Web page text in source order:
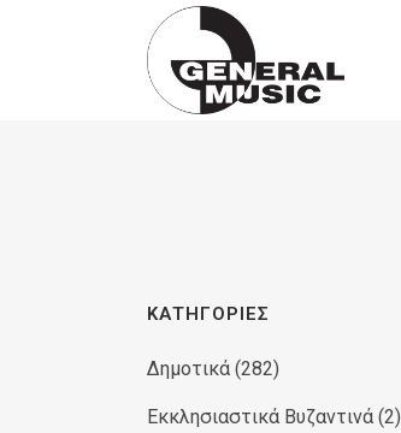
Products
ΚΑΤΗΓΟΡΊΕΣ
Δημοτικά (282)
Εκκλησιαστικά Βυζαντινά (2)